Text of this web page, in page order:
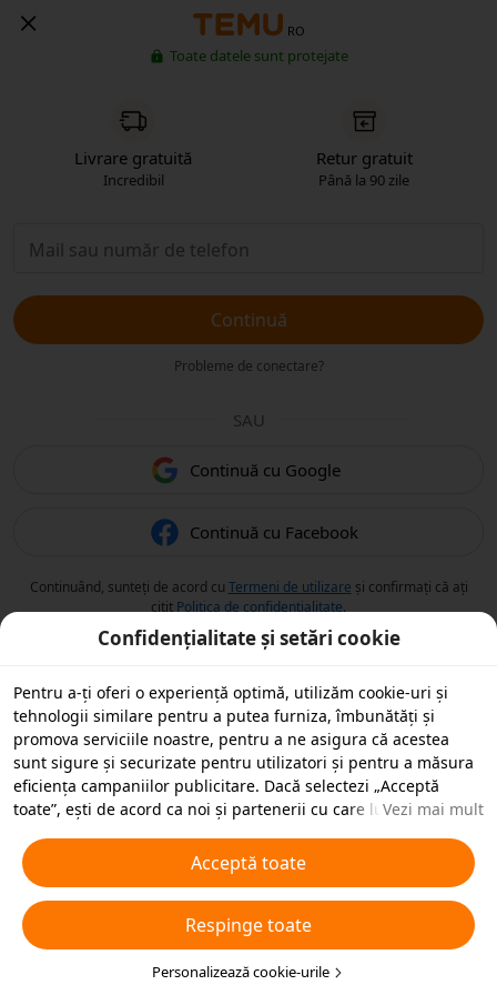
RO
Toate datele sunt protejate
Livrare gratuită
Incredibil
Retur gratuit
Până la 90 zile
Continuă
Probleme de conectare?
SAU
Continuă cu Google
Continuă cu Facebook
Continuând, sunteți de acord cu Termeni de utilizare și confirmați că ați
citit Politica de confidențialitate.
Confidențialitate și setări cookie
Pentru a-ți oferi o experiență optimă, utilizăm cookie-uri și
tehnologii similare pentru a putea furniza, îmbunătăți și
promova serviciile noastre, pentru a ne asigura că acestea
sunt sigure și securizate pentru utilizatori și pentru a măsura
eficiența campaniilor publicitare. Dacă selectezi „Acceptă
toate”, ești de acord ca noi și partenerii cu care lucrăm să
scopuri publicitare. De asemenea, poți „Respinge toate”
cookie-urile neesențiale sau poți alege ce tipuri de cookie-uri
dorești să accepți sau să dezactivezi, printr-un clic mai jos pe
„Personalizare cookie-uri” sau în orice moment în setările de
confidențialitate. Pentru mai multe detalii, veziPolitica noastră
privind cookie-urile și tehnologiile similare .
Vezi mai mult
Acceptă toate
Respinge toate
Personalizează cookie-urile